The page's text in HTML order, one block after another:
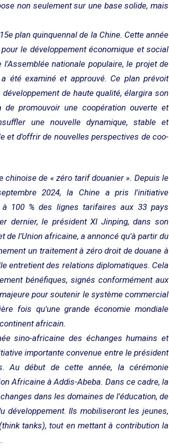
non seulement sur une base solide, mais
plan quinquennal de la Chine. Cette année
le développement économique et social
nationale populaire, le projet de
été examiné et approuvé. Ce plan prévoit
de haute qualité, élargira son
de promouvoir une coopération ouverte et
une nouvelle dynamique, stable et
et d'offrir de nouvelles perspectives de coo-
de « zéro tarif douanier ». Depuis le
2024, la Chine a pris l'initiative
100 % des lignes tarifaires aux 33 pays
dernier, le président XI Jinping, dans son
de l'Union africaine, a annoncé qu'à partir du
un traitement à zéro droit de douane à
entretient des relations diplomatiques. Cela
bénéfiques, signés conformément aux
pour soutenir le système commercial
fois qu'une grande économie mondiale
africain.
sino-africaine des échanges humains et
importante convenue entre le président
Au début de cette année, la cérémonie
Africaine à Addis-Abeba. Dans ce cadre, la
dans les domaines de l'éducation, de
développement. Ils mobiliseront les jeunes,
tanks), tout en mettant à contribution la